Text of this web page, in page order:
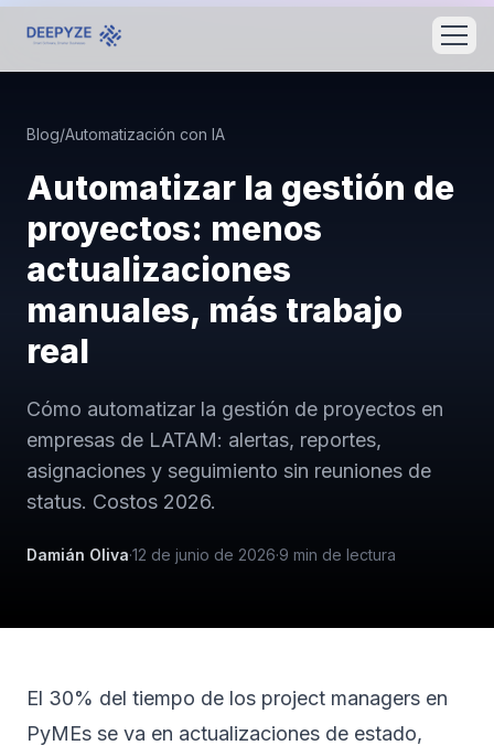
Blog/Automatización con IA
Automatizar la gestión de
proyectos: menos
actualizaciones
manuales, más trabajo
real
Cómo automatizar la gestión de proyectos en
empresas de LATAM: alertas, reportes,
asignaciones y seguimiento sin reuniones de
status. Costos 2026.
Damián Oliva·12 de junio de 2026·9 min de lectura
El 30% del tiempo de los project managers en
PyMEs se va en actualizaciones de estado,